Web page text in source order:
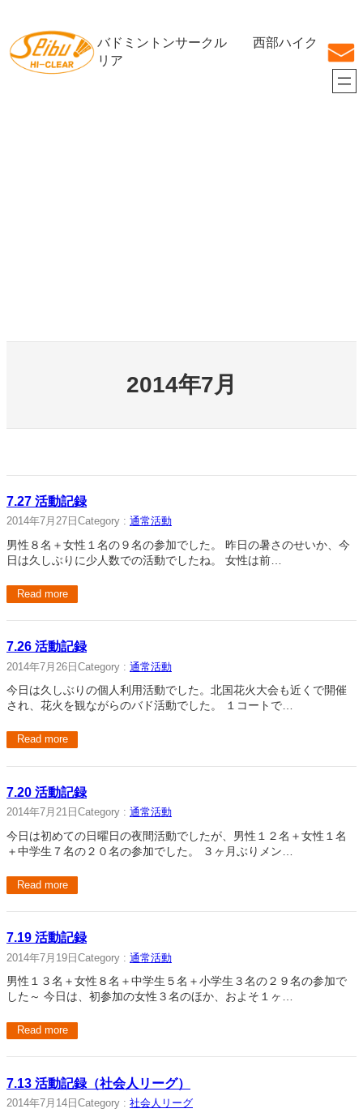
を
ス
バドミントンサークル 西部ハイク
リア
2014年7月
7.27 活動記録
2014年7月27日 Category : 通常活動
男性８名＋女性１名の９名の参加でした。 昨日の暑さのせいか、今
日は久しぶりに少人数での活動でしたね。 女性は前…
Read more
7.26 活動記録
2014年7月26日 Category : 通常活動
今日は久しぶりの個人利用活動でした。北国花火大会も近くで開催
され、花火を観ながらのバド活動でした。 １コートで…
Read more
7.20 活動記録
2014年7月21日 Category : 通常活動
今日は初めての日曜日の夜間活動でしたが、男性１２名＋女性１名
＋中学生７名の２０名の参加でした。 ３ヶ月ぶりメン…
Read more
7.19 活動記録
2014年7月19日 Category : 通常活動
男性１３名＋女性８名＋中学生５名＋小学生３名の２９名の参加で
した～ 今日は、初参加の女性３名のほか、およそ１ヶ…
Read more
7.13 活動記録（社会人リーグ）
2014年7月14日 Category : 社会人リーグ